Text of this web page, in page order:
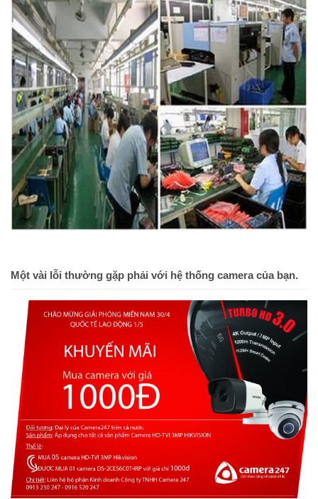
Một vài lỗi thường gặp phải với hệ thống camera của bạn.